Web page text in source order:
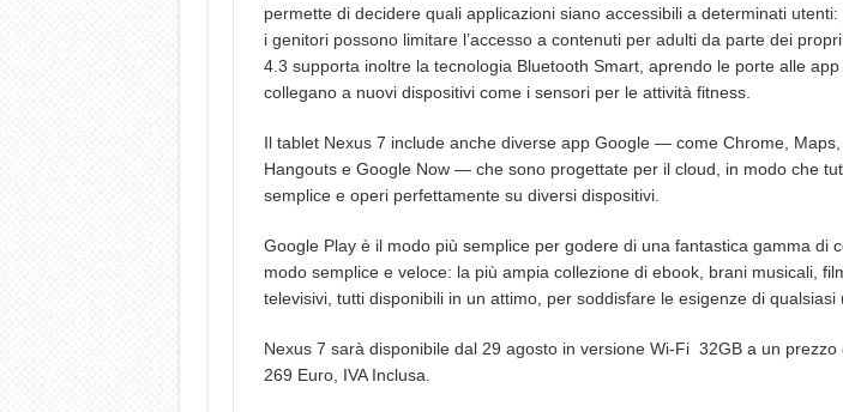
permette di decidere quali applicazioni siano accessibili a determinati utenti:
i genitori possono limitare l’accesso a contenuti per adulti da parte dei
4.3 supporta inoltre la tecnologia Bluetooth Smart, aprendo le porte alle
collegano a nuovi dispositivi come i sensori per le attività fitness.
Il tablet Nexus 7 include anche diverse app Google — come Chrome, Maps,
Hangouts e Google Now — che sono progettate per il cloud, in modo che
semplice e operi perfettamente su diversi dispositivi.
Google Play è il modo più semplice per godere di una fantastica gamma di
modo semplice e veloce: la più ampia collezione di ebook, brani musicali,
televisivi, tutti disponibili in un attimo, per soddisfare le esigenze di qualsiasi
Nexus 7 sarà disponibile dal 29 agosto in versione Wi-Fi 32GB a un prezzo
269 Euro, IVA Inclusa.